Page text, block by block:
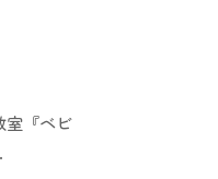
室『ベビ